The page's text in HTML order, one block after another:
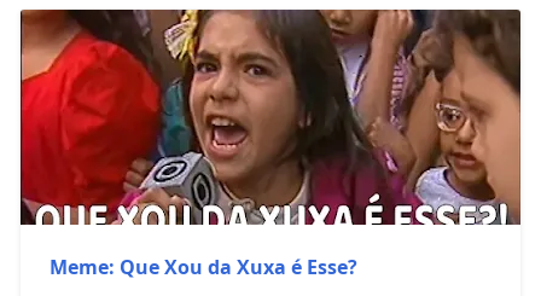
Meme: Que Xou da Xuxa é Esse?